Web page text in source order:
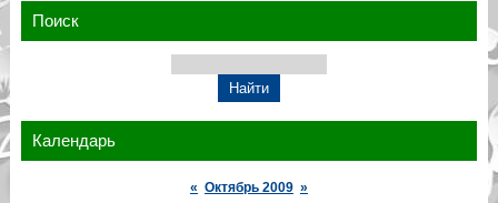
Поиск
Календарь
« Октябрь 2009 »